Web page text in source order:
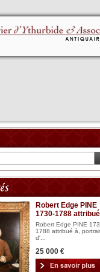
Robert Edge PINE
1730-1788
Robert Edge PINE
1788 attribué à,
d'...
25 000 €